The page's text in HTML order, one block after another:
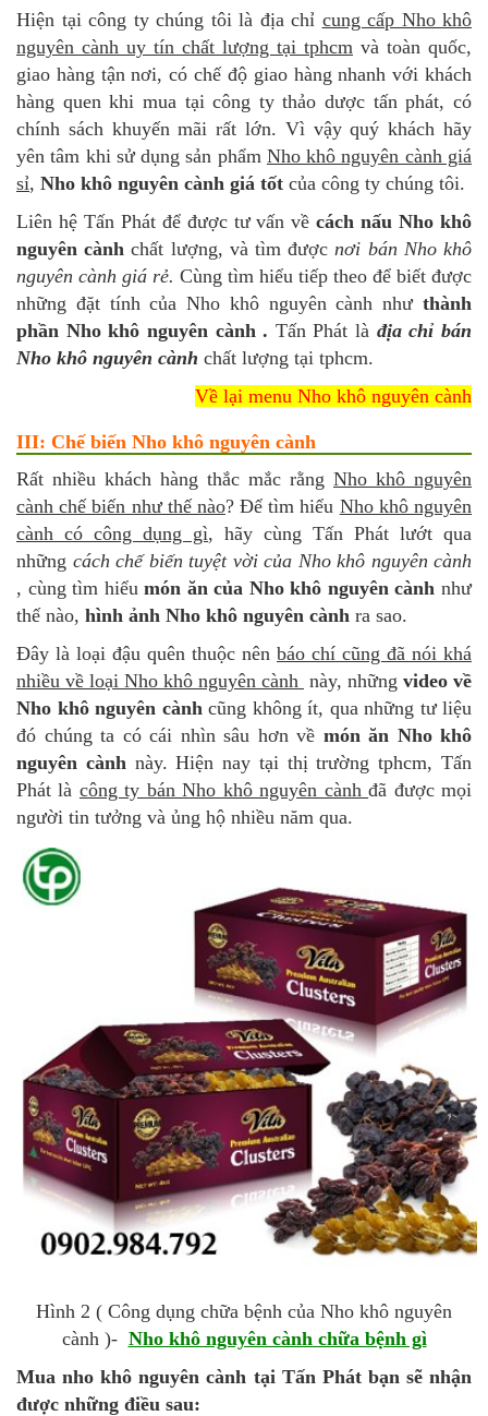
Hiện tại công ty chúng tôi là địa chỉ cung cấp Nho khô
nguyên cành uy tín chất lượng tại tphcm và toàn quốc,
giao hàng tận nơi, có chế độ giao hàng nhanh với khách
hàng quen khi mua tại công ty thảo dược tấn phát, có
chính sách khuyến mãi rất lớn. Vì vậy quý khách hãy
yên tâm khi sử dụng sản phẩm Nho khô nguyên cành giá
sỉ, Nho khô nguyên cành giá tốt của công ty chúng tôi.
Liên hệ Tấn Phát để được tư vấn vềcách nấu Nho khô
nguyên cànhchất lượng, và tìm đượcnơi bán Nho khô
nguyên cành giá rẻ. Cùng tìm hiểu tiếp theo để biết được
những đặt tính của Nho khô nguyên cành như thành
phần Nho khô nguyên cành . Tấn Phát là địa chỉ bán
Nho khô nguyên cành chất lượng tại tphcm.
Về lại menu Nho khô nguyên cành
III: Chế biến Nho khô nguyên cành
Rất nhiều khách hàng thắc mắc rằng Nho khô nguyên
cành chế biến như thế nào? Để tìm hiểu Nho khô nguyên
cành có công dụng gì, hãy cùng Tấn Phát lướt qua
những cách chế biến tuyệt vời của Nho khô nguyên cành
, cùng tìm hiểumón ăn của Nho khô nguyên cànhnhư
thế nào, hình ảnh Nho khô nguyên cành ra sao.
Đây là loại đậu quên thuộc nên báo chí cũng đã nói khá
nhiều về loại Nho khô nguyên cành này, những video về
Nho khô nguyên cành cũng không ít, qua những tư liệu
đó chúng ta có cái nhìn sâu hơn về món ăn Nho khô
nguyên cành này. Hiện nay tại thị trường tphcm, Tấn
Phát là công ty bán Nho khô nguyên cànhđã được mọi
người tin tưởng và ủng hộ nhiều năm qua.
Hình 2 ( Công dụng chữa bệnh của Nho khô nguyên
cành )- Nho khô nguyên cành chữa bệnh gì
Mua nho khô nguyên cành tại Tấn Phát bạn sẽ nhận
được những điều sau: